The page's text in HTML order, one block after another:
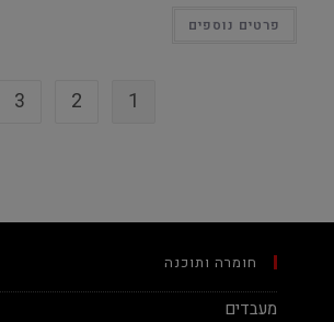
פרטים נוספים
1
2
3
חומרה ותוכנה
מעבדים